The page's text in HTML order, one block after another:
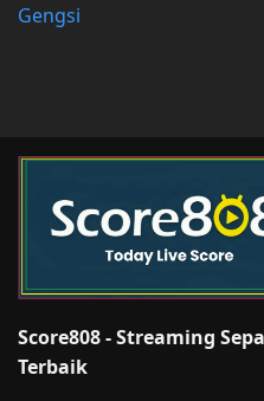
Gengsi
Score808 - Streaming
Terbaik